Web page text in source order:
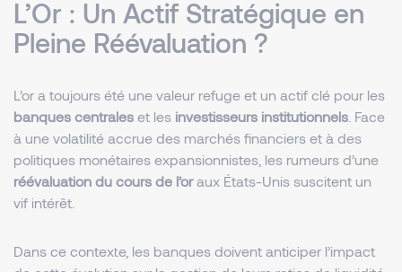
L’Or : Un Actif Stratégique en
Pleine Réévaluation ?
L’or a toujours été une valeur refuge et un actif clé pour les
banques centrales et les investisseurs institutionnels . Face
à une volatilité accrue des marchés financiers et à des
politiques monétaires expansionnistes, les rumeurs d’une
réévaluation du cours de l’oraux États-Unis suscitent un
vif intérêt.
Dans ce contexte, les banques doivent anticiper l’impact